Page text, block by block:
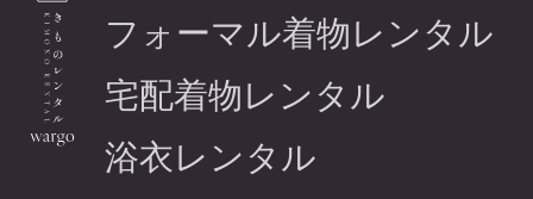
フォーマル着物レンタル
宅配着物レンタル
浴衣レンタル